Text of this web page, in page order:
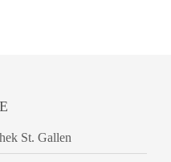
St. Gallen